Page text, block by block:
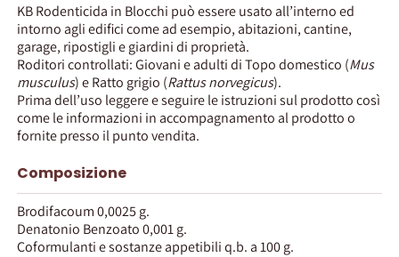
KB Rodenticida in Blocchi può essere usato all’interno ed
intorno agli edifici come ad esempio, abitazioni, cantine,
garage, ripostigli e giardini di proprietà.
Roditori controllati: Giovani e adulti di Topo domestico (Mus
musculus) e Ratto grigio (Rattus norvegicus).
Prima dell’uso leggere e seguire le istruzioni sul prodotto così
come le informazioni in accompagnamento al prodotto o
fornite presso il punto vendita.
Composizione
Brodifacoum 0,0025 g.
Denatonio Benzoato 0,001 g.
Coformulanti e sostanze appetibili q.b. a 100 g.